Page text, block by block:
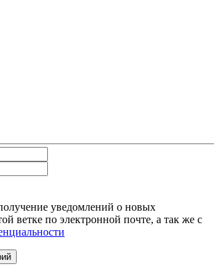
уведомлений о новых
ветке по электронной почте, а так же с